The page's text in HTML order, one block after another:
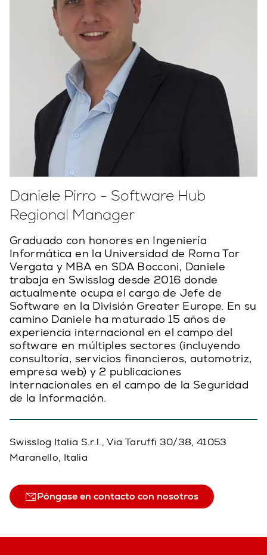
Daniele Pirro - Software Hub
Regional Manager
Graduado con honores en Ingeniería
Informática en la Universidad de Roma Tor
Vergata y MBA en SDA Bocconi, Daniele
trabaja en Swisslog desde 2016 donde
actualmente ocupa el cargo de Jefe de
Software en la División Greater Europe. En su
camino Daniele ha maturado 15 años de
experiencia internacional en el campo del
software en múltiples sectores (incluyendo
consultoría, servicios financieros, automotriz,
empresa web) y 2 publicaciones
internacionales en el campo de la Seguridad
de la Información.
Swisslog Italia S.r.l., Via Taruffi 30/38, 41053
Maranello, Italia
Póngase en contacto con nosotros